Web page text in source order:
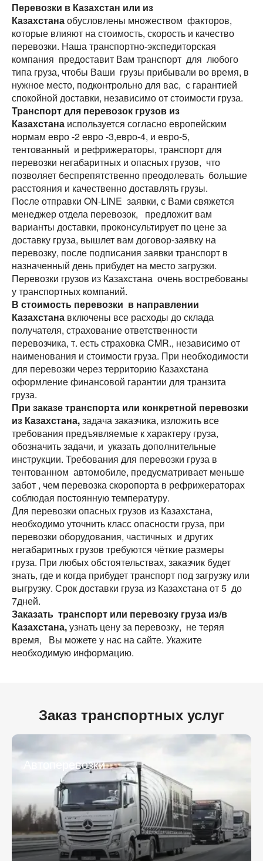
Перевозки в Казахстан или из
Казахстанаобусловлены множеством факторов,
которые влияют на стоимость, скорость и качество
перевозки. Наша транспортно-экспедиторская
компания предоставит Вам транспорт для любого
типа груза, чтобы Ваши грузы прибывали во время, в
нужное место, подконтрольно для вас, с гарантией
спокойной доставки, независимо от стоимости груза.
Транспорт для перевозок грузов из
Казахстана используется согласно европейским
нормам евро -2 евро -3,евро-4, и евро-5,
тентованный и рефрижераторы, транспорт для
перевозки негабаритных и опасных грузов, что
позволяет беспрепятственно преодолевать большие
расстояния и качественно доставлять грузы.
После отправки ON-LINE заявки, с Вами свяжется
менеджер отдела перевозок, предложит вам
варианты доставки, проконсультирует по цене за
доставку груза, вышлет вам договор-заявку на
перевозку, после подписания заявки транспорт в
назначенный день прибудет на место загрузки.
Перевозки грузов из Казахстана очень востребованы
у транспортных компаний.
В стоимость перевозки в направлении
Казахстана включены все расходы до склада
получателя, страхование ответственности
перевозчика, т. есть страховка CMR., независимо от
наименования и стоимости груза. При необходимости
для перевозки через территорию Казахстана
оформление финансовой гарантии для транзита
груза.
При заказе транспорта или конкретной перевозки
из Казахстана,задача заказчика, изложить все
требования предъявляемые к характеру груза,
обозначить задачи, и указать дополнительные
инструкции. Требования для перевозки груза в
тентованном автомобиле, предусматривает меньше
забот , чем перевозка скоропорта в рефрижераторах
соблюдая постоянную температуру.
Для перевозки опасных грузов из Казахстана,
необходимо уточнить класс опасности груза, при
перевозки оборудования, частичных и других
негабаритных грузов требуются чёткие размеры
груза. При любых обстоятельствах, заказчик будет
знать, где и когда прибудет транспорт под загрузку или
выгрузку. Срок доставки груза из Казахстана от 5 до
7дней.
Заказать транспорт или перевозку груза из/в
Казахстана,узнать цену за перевозку, не теряя
время, Вы можете у нас на сайте. Укажите
необходимую информацию.
Заказ транспортных услуг
Автоперевозки
Узнать стоимость перевозки
Город загрузки
Страна выгрузки
Город выгрузки
Наименование груза
Страна загрузки
Город загрузки
Страна выгрузки
Город выгрузки
Тип транспорта